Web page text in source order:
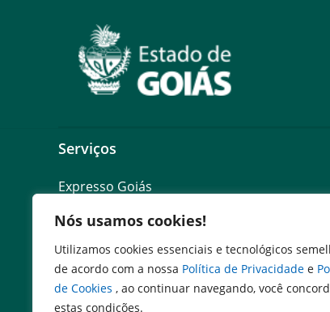
Nós usamos cookies!
Utilizamos cookies essenciais e tecnológicos
de acordo com a nossa Política de Privacidade e
de Cookies , ao continuar navegando, você
estas condições.
Serviços
Expresso Goiás
Expresso Servidor
SEI Governadoria
Cadastro de Autoridades
Escola de Governo